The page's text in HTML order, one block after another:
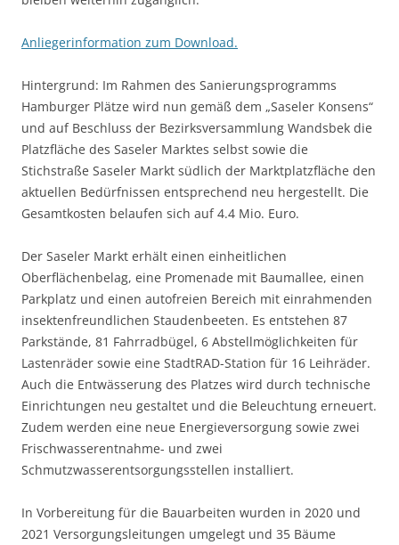
Anliegerinformation zum Download.
Hintergrund: Im Rahmen des Sanierungsprogramms
Hamburger Plätze wird nun gemäß dem „Saseler Konsens“
und auf Beschluss der Bezirksversammlung Wandsbek die
Platzfläche des Saseler Marktes selbst sowie die
Stichstraße Saseler Markt südlich der Marktplatzfläche den
aktuellen Bedürfnissen entsprechend neu hergestellt. Die
Gesamtkosten belaufen sich auf 4.4 Mio. Euro.
Der Saseler Markt erhält einen einheitlichen
Oberflächenbelag, eine Promenade mit Baumallee, einen
Parkplatz und einen autofreien Bereich mit einrahmenden
insektenfreundlichen Staudenbeeten. Es entstehen 87
Parkstände, 81 Fahrradbügel, 6 Abstellmöglichkeiten für
Lastenräder sowie eine StadtRAD-Station für 16 Leihräder.
Auch die Entwässerung des Platzes wird durch technische
Einrichtungen neu gestaltet und die Beleuchtung erneuert.
Zudem werden eine neue Energieversorgung sowie zwei
Frischwasserentnahme- und zwei
Schmutzwasserentsorgungsstellen installiert.
In Vorbereitung für die Bauarbeiten wurden in 2020 und
2021 Versorgungsleitungen umgelegt und 35 Bäume